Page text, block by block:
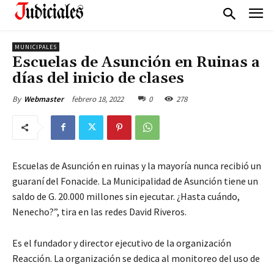
MUNICIPALES
Escuelas de Asunción en Ruinas a
días del inicio de clases
By Webmaster febrero 18, 2022 0 278
Escuelas de Asunción en ruinas y la mayoría nunca recibió un
guaraní del Fonacide. La Municipalidad de Asunción tiene un
saldo de G. 20.000 millones sin ejecutar. ¿Hasta cuándo,
Nenecho?”, tira en las redes David Riveros.
Es el fundador y director ejecutivo de la organización
Reacción. La organización se dedica al monitoreo del uso de